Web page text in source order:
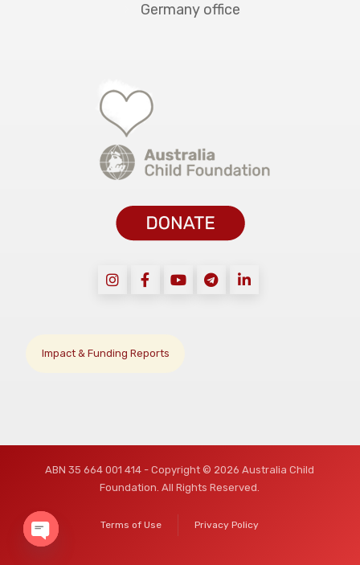
Germany office
Impact & Funding Reports
ABN 35 664 001 414 - Copyright © 2026 Australia Child
Foundation. All Rights Reserved.
Privacy Policy
Terms of Use